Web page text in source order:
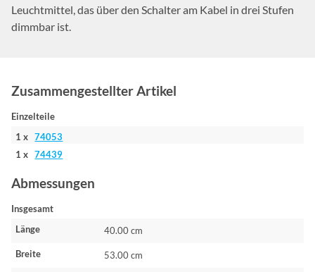
Leuchtmittel, das über den Schalter am Kabel in drei Stufen
dimmbar ist.
Zusammengestellter Artikel
Einzelteile
1 x74053
1 x74439
Abmessungen
Insgesamt
Länge
40.00 cm
Breite 53.00 cm